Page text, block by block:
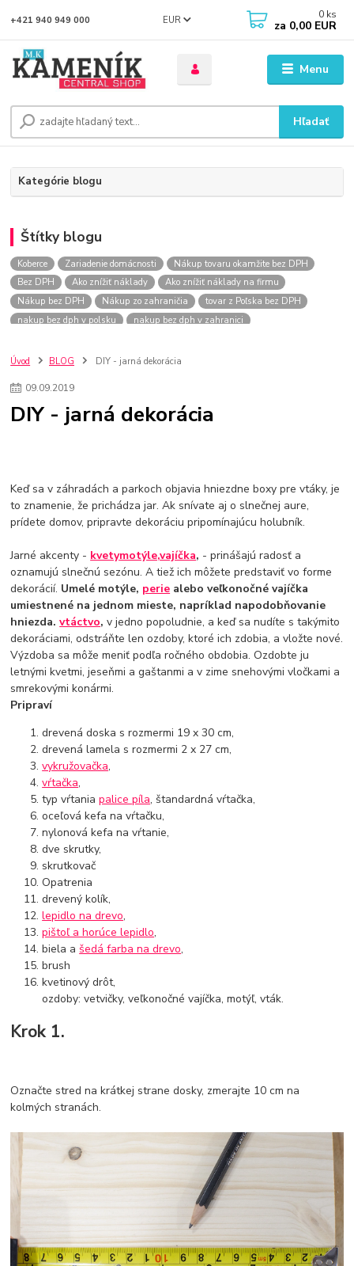
Menu
EUR
Hľadať
+421 940 949 000 0 ks
za 0,00 EUR
Kategórie blogu
Štítky blogu
Koberce Zariadenie domácnosti
Nákup tovaru okamžite bez DPH
Bez DPH
Ako znížiť náklady
Ako znížiť náklady na firmu
Nákup bez DPH
Nákup zo zahraničia
tovar z Poľska bez DPH
nakup bez dph v polsku
nakup bez dph v zahranici
nakupovanie na firmu bez dph
szco nakup bez dph
zlaté doplnky
Drezové batérie
Umyvadlové batérie
Kuchynské batérie
Jesenné trendy 2018
Dizajn interiériu
Doplnky do domácnosti
čalúnená textília
Poťahové látky
Poťahové látky na nábytok
Provence
Usporiadanie obývacej izby Nábytok Boxy a obedáre
Úvod BLOG DIY - jarná dekorácia
09.09.2019
DIY - jarná dekorácia
Keď sa v záhradách a parkoch objavia hniezdne boxy pre vtáky, je
to znamenie, že prichádza jar. Ak snívate aj o slnečnej aure,
prídete domov, pripravte dekoráciu pripomínajúcu holubník.
Jarné akcenty - kvetymotýle,vajíčka, - prinášajú radosť a
oznamujú slnečnú sezónu. A tiež ich môžete predstaviť vo forme
dekorácií. Umelé motýle, perie alebo veľkonočné vajíčka
umiestnené na jednom mieste, napríklad napodobňovanie
hniezda.vtáctvo,v jedno popoludnie, a keď sa nudíte s takýmito
dekoráciami, odstráňte len ozdoby, ktoré ich zdobia, a vložte nové.
Výzdoba sa môže meniť podľa ročného obdobia. Ozdobte ju
letnými kvetmi, jeseňmi a gaštanmi a v zime snehovými vločkami a
smrekovými konármi.
Pripraví
drevená doska s rozmermi 19 x 30 cm,
drevená lamela s rozmermi 2 x 27 cm,
vykružovačka,
vŕtačka,
typ vŕtaniapalice píla, štandardná vŕtačka,
oceľová kefa na vŕtačku,
nylonová kefa na vŕtanie,
dve skrutky,
skrutkovač
Opatrenia
drevený kolík,
lepidlo na drevo,
pištoľ a horúce lepidlo,
biela ašedá farba na drevo,
brush
kvetinový drôt,
ozdoby: vetvičky, veľkonočné vajíčka, motýľ, vták.
Krok 1.
Označte stred na krátkej strane dosky, zmerajte 10 cm na
kolmých stranách.